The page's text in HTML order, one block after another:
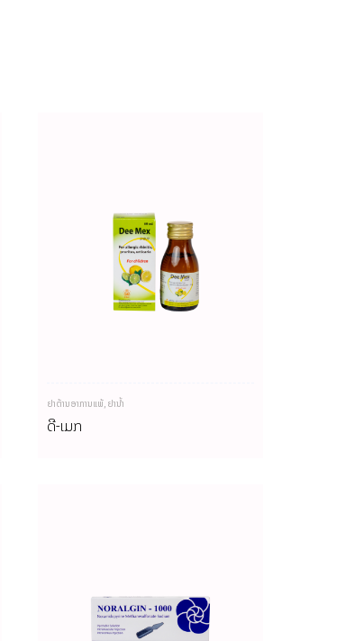
ຢາຕ້ານອາການແພ້ ຢານ້ຳ
ດີ-ເມກ